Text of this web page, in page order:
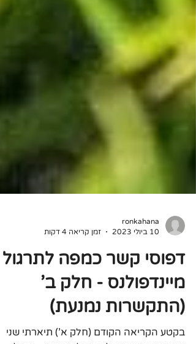
10 ביולי 2023
זמן קריאה 4 דקות
דפוסי קשר כמפה לתרגול
מיינדפולנס - חלק ב'
(התקשרות נמנעת)